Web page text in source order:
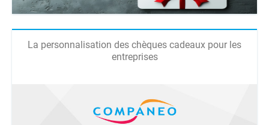
La personnalisation des chèques cadeaux pour les
entreprises